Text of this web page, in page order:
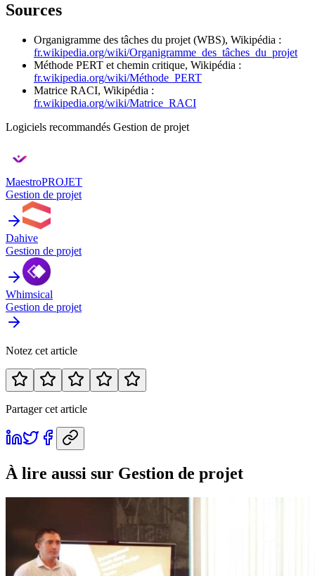
Sources
Organigramme des tâches du projet (WBS), Wikipédia :
fr.wikipedia.org/wiki/Organigramme_des_tâches_du_projet
Méthode PERT et chemin critique, Wikipédia :
fr.wikipedia.org/wiki/Méthode_PERT
Matrice RACI, Wikipédia :
fr.wikipedia.org/wiki/Matrice_RACI
Logiciels recommandés Gestion de projet
MaestroPROJET
Gestion de projet
Dahive
Gestion de projet
Whimsical
Gestion de projet
Notez cet article
Partager cet article
À lire aussi sur Gestion de projet